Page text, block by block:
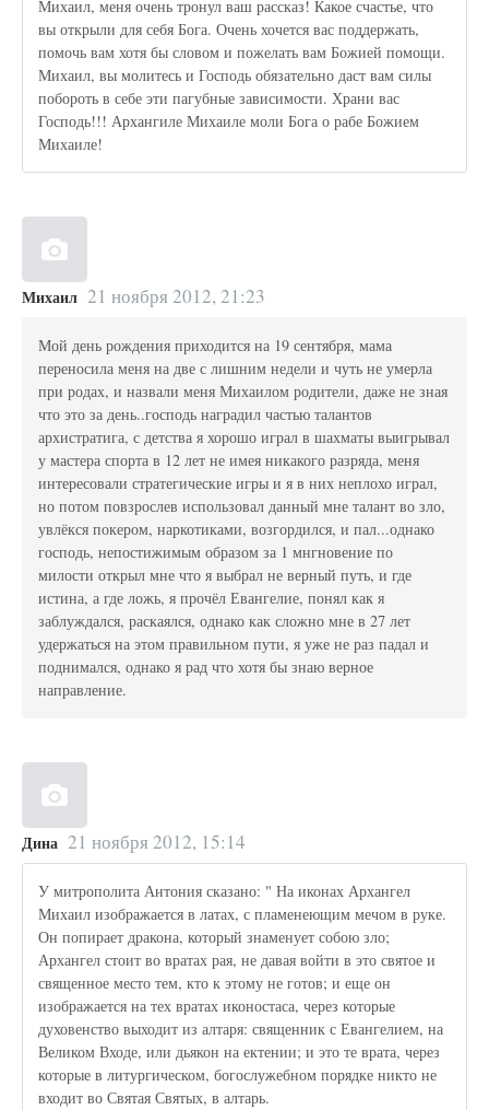
Михаил, меня очень тронул ваш рассказ! Какое счастье, что
вы открыли для себя Бога. Очень хочется вас поддержать,
помочь вам хотя бы словом и пожелать вам Божией помощи.
Михаил, вы молитесь и Господь обязательно даст вам силы
побороть в себе эти пагубные зависимости. Храни вас
Господь!!! Архангиле Михаиле моли Бога о рабе Божием
Михаиле!
Михаил 21 ноября 2012, 21:23
Мой день рождения приходится на 19 сентября, мама
переносила меня на две с лишним недели и чуть не умерла
при родах, и назвали меня Михаилом родители, даже не зная
что это за день..господь наградил частью талантов
архистратига, с детства я хорошо играл в шахматы выигрывал
у мастера спорта в 12 лет не имея никакого разряда, меня
интересовали стратегические игры и я в них неплохо играл,
но потом повзрослев использовал данный мне талант во зло,
увлёкся покером, наркотиками, возгордился, и пал...однако
господь, непостижимым образом за 1 мнгновение по
милости открыл мне что я выбрал не верный путь, и где
истина, а где ложь, я прочёл Евангелие, понял как я
заблуждался, раскаялся, однако как сложно мне в 27 лет
удержаться на этом правильном пути, я уже не раз падал и
поднимался, однако я рад что хотя бы знаю верное
направление.
Дина 21 ноября 2012, 15:14
У митрополита Антония сказано: " На иконах Архангел
Михаил изображается в латах, с пламенеющим мечом в руке.
Он попирает дракона, который знаменует собою зло;
Архангел стоит во вратах рая, не давая войти в это святое и
священное место тем, кто к этому не готов; и еще он
изображается на тех вратах иконостаса, через которые
духовенство выходит из алтаря: священник с Евангелием, на
Великом Входе, или дьякон на ектении; и это те врата, через
которые в литургическом, богослужебном порядке никто не
входит во Святая Святых, в алтарь.